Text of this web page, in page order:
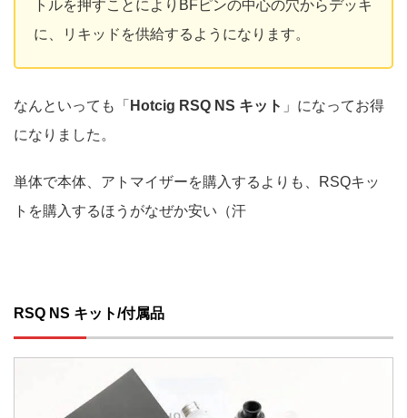
トルを押すことによりBFピンの中心の穴からデッキ
に、リキッドを供給するようになります。
なんといっても「 Hotcig RSQ NS キット 」になってお得
になりました。
単体で本体、アトマイザーを購入するよりも、RSQキッ
トを購入するほうがなぜか安い（汗
RSQ NS キット/付属品